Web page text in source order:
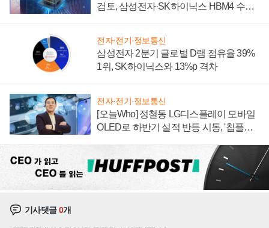
검토, 삼성전자·SK하이닉스 HBM4 수율
전자·전기·정보통신
삼성전자 2분기 글로벌 D램 점유율 39%
1위, SK하이닉스와 13%p 격차
전자·전기·정보통신
[오늘Who] 정철동 LG디스플레이 모바일
OLED로 하반기 실적 반등 시동, '칩플레
기사댓글0개